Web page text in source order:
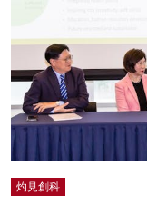
灼見創科